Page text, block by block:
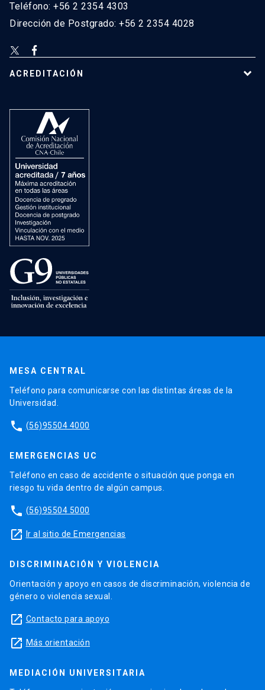
Teléfono: +56 2 2354 4303
Dirección de Postgrado: +56 2 2354 4028
ACREDITACIÓN
MESA CENTRAL
Teléfono para comunicarse con las distintas áreas de la
Universidad.
phone (56)95504 4000
EMERGENCIAS UC
Teléfono en caso de accidente o situación que ponga en
riesgo tu vida dentro de algún campus.
phone (56)95504 5000
launch Ir al sitio de Emergencias
DISCRIMINACIÓN Y VIOLENCIA
Orientación y apoyo en casos de discriminación, violencia de
género o violencia sexual.
launch Contacto para apoyo
launch Más orientación
MEDIACIÓN UNIVERSITARIA